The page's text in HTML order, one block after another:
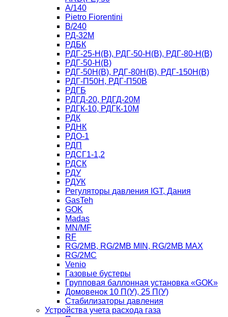
A/140
Рietro Fiorentini
B/240
РД-32М
РДБК
РДГ-25-Н(В), РДГ-50-Н(В), РДГ-80-Н(В)
РДГ-50-Н(В)
РДГ-50Н(В), РДГ-80Н(В), РДГ-150Н(В)
РДГ-П50Н, РДГ-П50В
РДГБ
РДГД-20, РДГД-20М
РДГК-10, РДГК-10М
РДК
РДНК
РДО-1
РДП
РДСГ1-1,2
РДСК
РДУ
РДУК
Регуляторы давления IGT, Дания
GasTeh
GOK
Madas
MN/MF
RF
RG/2MB, RG/2MB MIN, RG/2MB MAX
RG/2MC
Venio
Газовые бустеры
Групповая баллонная установка «GOK»
Домовенок 10 П(У), 25 П(У)
Стабилизаторы давления
Устройства учета расхода газа